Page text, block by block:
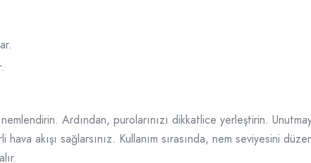
Ardından, purolarınızı dikkatlice yerleştirin.
akışı sağlarsınız. Kullanım sırasında, nem seviyesini